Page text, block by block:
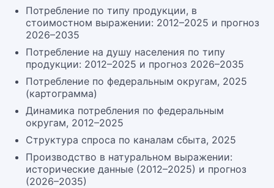
Потребление по типу продукции, в
стоимостном выражении: 2012–2025 и прогноз
2026–2035
Потребление на душу населения по типу
продукции: 2012–2025 и прогноз 2026–2035
Потребление по федеральным округам, 2025
(картограмма)
Динамика потребления по федеральным
округам, 2012–2025
Структура спроса по каналам сбыта, 2025
Производство в натуральном выражении:
исторические данные (2012–2025) и прогноз
(2026–2035)